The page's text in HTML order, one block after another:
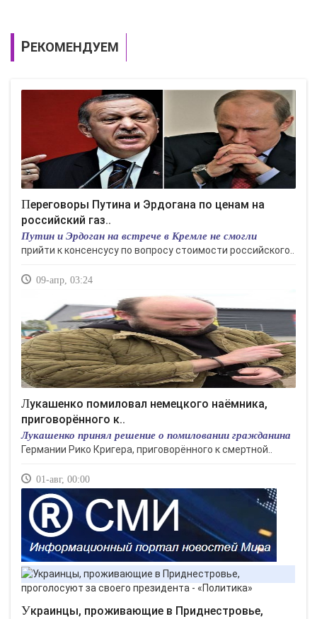
РЕКОМЕНДУЕМ
Переговоры Путина и Эрдогана по ценам на
российский газ..
Путин и Эрдоган на встрече в Кремле не смогли
прийти к консенсусу по вопросу стоимости российского..
09-апр, 03:24
Лукашенко помиловал немецкого наёмника,
приговорённого к..
Лукашенко принял решение о помиловании гражданина
Германии Рико Кригера, приговорённого к смертной..
01-авг, 00:00
Украинцы, проживающие в Приднестровье,